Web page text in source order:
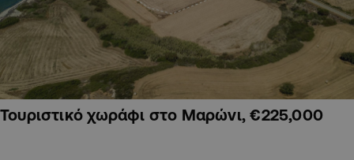
Τουριστικό χωράφι στο Μαρώνι, €225,000